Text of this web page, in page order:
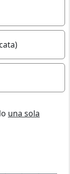
una sola